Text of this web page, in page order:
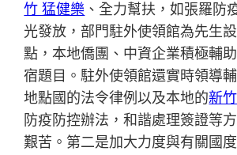
竹 猛健樂 、全力幫扶，如張羅防
光發放，部門駐外使領館為先生
點，本地僑團、中資企業積極輔
宿題目。駐外使領館還實時領導
地點國的法令律例以及本地的新
防疫防控辦法，和諧處理簽證等
艱苦。第二是加大力度與有關國